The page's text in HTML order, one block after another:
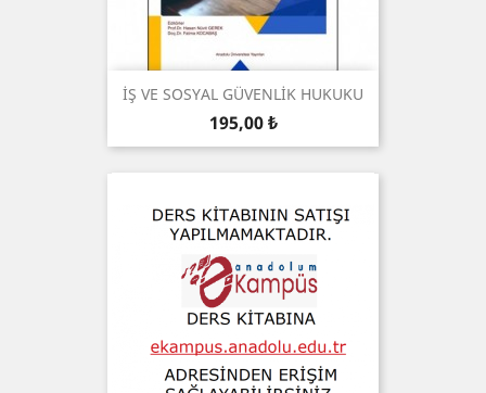
İŞ VE SOSYAL GÜVENLİK HUKUKU
Preis
195,00 ₺